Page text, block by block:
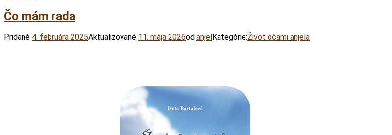
Čo mám rada
Pridané 4. februára 2025Aktualizované 11. mája 2026od anjel Kategórie:Život očami anjela